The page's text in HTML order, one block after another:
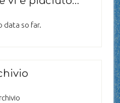
data so far.